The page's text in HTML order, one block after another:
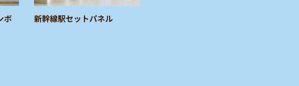
ボ 新幹線駅セットパネル